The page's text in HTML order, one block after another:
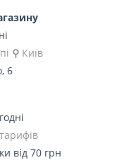
⚲ Київ
6
від 70 грн